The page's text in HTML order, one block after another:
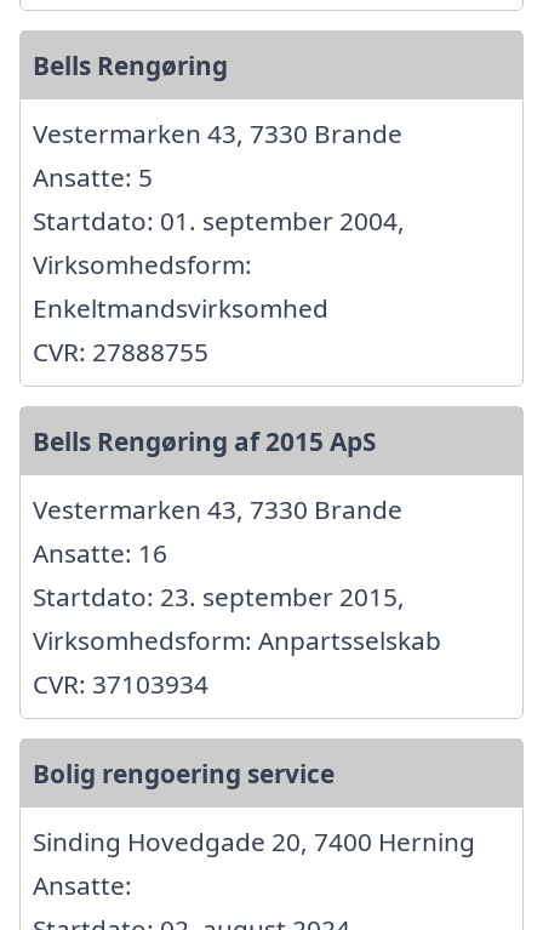
Bells Rengøring
Vestermarken 43, 7330 Brande
Ansatte: 5
Startdato: 01. september 2004,
Virksomhedsform:
Enkeltmandsvirksomhed
CVR: 27888755
Bells Rengøring af 2015 ApS
Vestermarken 43, 7330 Brande
Ansatte: 16
Startdato: 23. september 2015,
Virksomhedsform: Anpartsselskab
CVR: 37103934
Bolig rengoering service
Sinding Hovedgade 20, 7400 Herning
Ansatte: